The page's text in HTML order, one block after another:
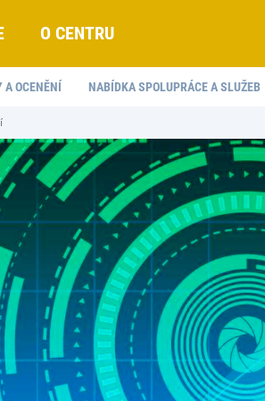
O CENTRU
A OCENĚNÍ NABÍDKA SPOLUPRÁCE A SLUŽEB